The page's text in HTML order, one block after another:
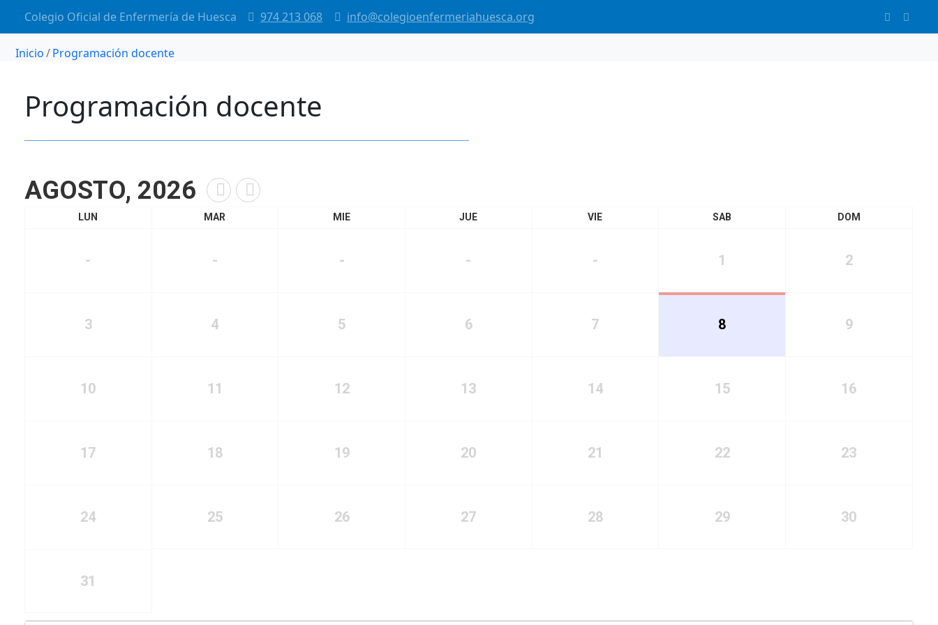
Colegio Oficial de Enfermería de Huesca 974 213 068 info@colegioenfermeriahuesca.org
Inicio Programación docente
Programación docente
AGOSTO, 2026
LUN MAR MIE JUE VIE SAB DOM
- - - - - 1 2
3 4 5 6 7 8 9
10 11 12 13 14 15 16
17 18 19 20 21 22 23
24 25 26 27 28 29 30
31